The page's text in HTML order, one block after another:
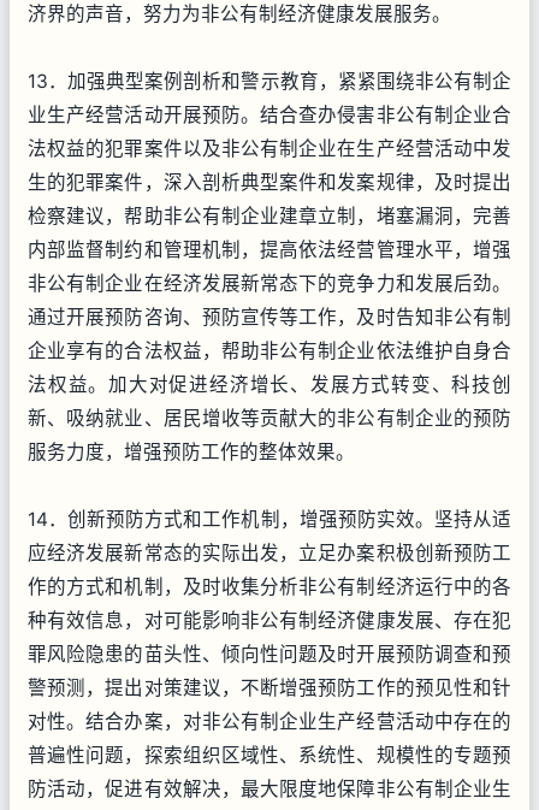
济界的声音，努力为非公有制经济健康发展服务。
13．加强典型案例剖析和警示教育，紧紧围绕非公有制企
业生产经营活动开展预防。结合查办侵害非公有制企业合
法权益的犯罪案件以及非公有制企业在生产经营活动中发
生的犯罪案件，深入剖析典型案件和发案规律，及时提出
检察建议，帮助非公有制企业建章立制，堵塞漏洞，完善
内部监督制约和管理机制，提高依法经营管理水平，增强
非公有制企业在经济发展新常态下的竞争力和发展后劲。
通过开展预防咨询、预防宣传等工作，及时告知非公有制
企业享有的合法权益，帮助非公有制企业依法维护自身合
法权益。加大对促进经济增长、发展方式转变、科技创
新、吸纳就业、居民增收等贡献大的非公有制企业的预防
服务力度，增强预防工作的整体效果。
14．创新预防方式和工作机制，增强预防实效。坚持从适
应经济发展新常态的实际出发，立足办案积极创新预防工
作的方式和机制，及时收集分析非公有制经济运行中的各
种有效信息，对可能影响非公有制经济健康发展、存在犯
罪风险隐患的苗头性、倾向性问题及时开展预防调查和预
警预测，提出对策建议，不断增强预防工作的预见性和针
对性。结合办案，对非公有制企业生产经营活动中存在的
普遍性问题，探索组织区域性、系统性、规模性的专题预
防活动，促进有效解决，最大限度地保障非公有制企业生